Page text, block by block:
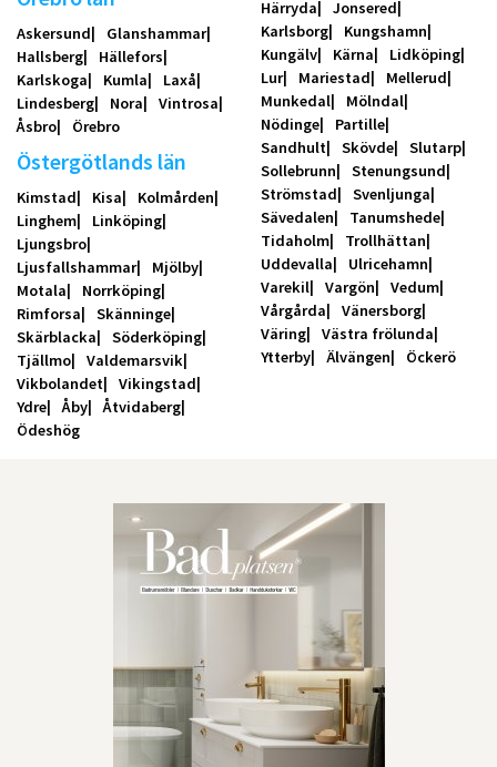
Askersund
Glanshammar
Hallsberg
Hällefors
Karlskoga
Kumla
Laxå
Lindesberg
Nora
Vintrosa
Åsbro
Örebro
Östergötlands län
Kimstad Kisa
Kolmården
Linghem
Linköping
Ljungsbro
Ljusfallshammar
Mjölby
Motala
Norrköping
Rimforsa
Skänninge
Skärblacka
Söderköping
Tjällmo
Valdemarsvik
Vikbolandet
Vikingstad
Ydre
Åby
Åtvidaberg
Ödeshög
Härryda
Jonsered
Karlsborg
Kungshamn
Kungälv
Kärna
Lidköping
Lur
Mariestad
Mellerud
Munkedal
Mölndal
Nödinge
Partille
Sandhult
Skövde
Slutarp
Sollebrunn
Stenungsund
Strömstad
Svenljunga
Sävedalen
Tanumshede
Tidaholm
Trollhättan
Uddevalla
Ulricehamn
Varekil
Vargön
Vedum
Vårgårda
Vänersborg
Väring
Västra frölunda
Ytterby
Älvängen Öckerö